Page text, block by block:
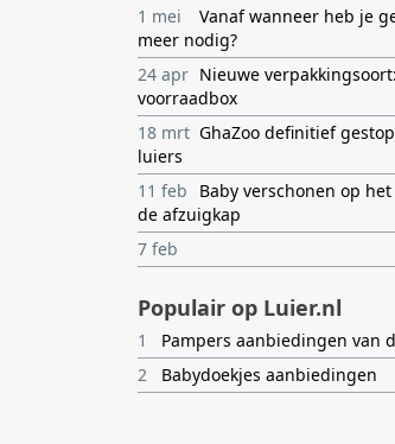
1 mei
Vanaf wanneer heb je
meer nodig?
24 apr Nieuwe
voorraadbox
18 mrt GhaZoo definitief
luiers
11 feb
Baby verschonen op
de afzuigkap
7 feb
Populair op Luier.nl
1
Pampers aanbiedingen van
2
Babydoekjes aanbiedingen